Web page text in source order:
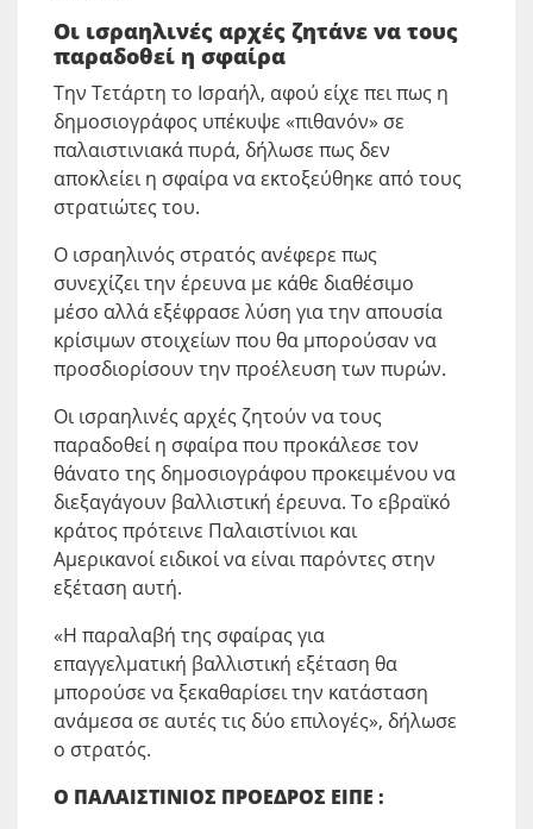
Oι ισραηλινές αρχές ζητάνε να τους
παραδοθεί η σφαίρα
Την Τετάρτη το Ισραήλ, αφού είχε πει πως η
δημοσιογράφος υπέκυψε «πιθανόν» σε
παλαιστινιακά πυρά, δήλωσε πως δεν
αποκλείει η σφαίρα να εκτοξεύθηκε από τους
στρατιώτες του.
Ο ισραηλινός στρατός ανέφερε πως
συνεχίζει την έρευνα με κάθε διαθέσιμο
μέσο αλλά εξέφρασε λύση για την απουσία
κρίσιμων στοιχείων που θα μπορούσαν να
προσδιορίσουν την προέλευση των πυρών.
Οι ισραηλινές αρχές ζητούν να τους
παραδοθεί η σφαίρα που προκάλεσε τον
θάνατο της δημοσιογράφου προκειμένου να
διεξαγάγουν βαλλιστική έρευνα. Το εβραϊκό
κράτος πρότεινε Παλαιστίνιοι και
Αμερικανοί ειδικοί να είναι παρόντες στην
εξέταση αυτή.
«Η παραλαβή της σφαίρας για
επαγγελματική βαλλιστική εξέταση θα
μπορούσε να ξεκαθαρίσει την κατάσταση
ανάμεσα σε αυτές τις δύο επιλογές», δήλωσε
ο στρατός.
Ο ΠΑΛΑΙΣΤΙΝΙΟΣ ΠΡΟΕΔΡΟΣ ΕΙΠΕ :